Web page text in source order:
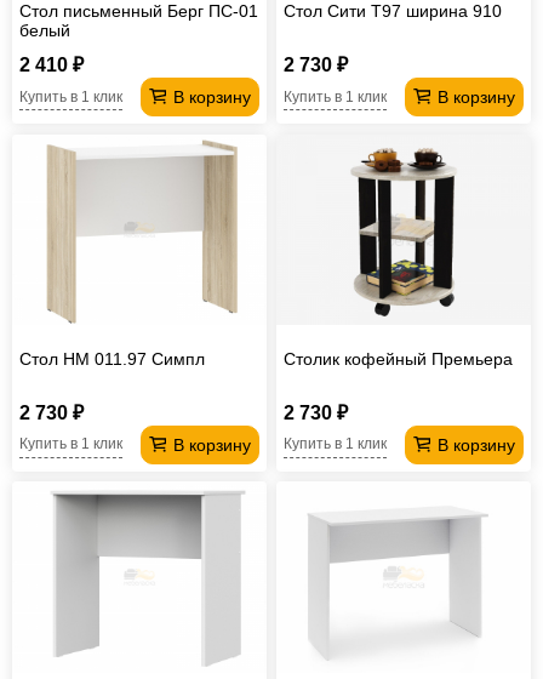
Стол письменный Берг ПС-01
белый
2 410 ₽
В корзину
Купить в 1 клик
Стол Сити T97 ширина 910
2 730 ₽
В корзину
Купить в 1 клик
Стол НМ 011.97 Симпл
2 730 ₽
В корзину
Купить в 1 клик
Столик кофейный Премьера
2 730 ₽
В корзину
Купить в 1 клик